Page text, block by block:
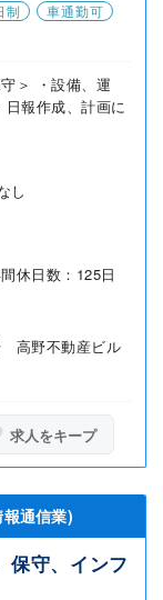
制
車通勤可
＞ ・設備、運
報作成、計画に
し
休日数：125日
高野不動産ビル
求人をキープ
通信業)
保守、インフ